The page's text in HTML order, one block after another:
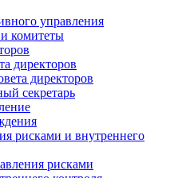
управления
комитеты
директоров
директоров
секретарь
рисками и внутреннего
рисками